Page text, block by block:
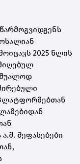
2025 წლის
შეფასებები